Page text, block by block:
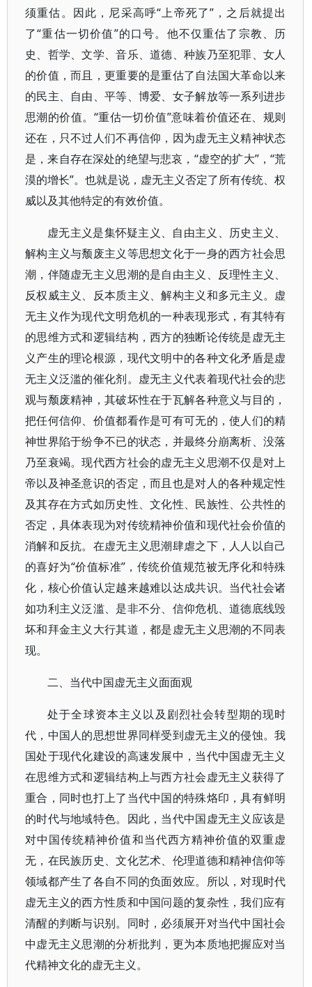
须重估。因此，尼采高呼“上帝死了”，之后就提出
了“重估一切价值”的口号。他不仅重估了宗教、历
史、哲学、文学、音乐、道德、种族乃至犯罪、女人
的价值，而且，更重要的是重估了自法国大革命以来
的民主、自由、平等、博爱、女子解放等一系列进步
思潮的价值。“重估一切价值”意味着价值还在、规则
还在，只不过人们不再信仰，因为虚无主义精神状态
是，来自存在深处的绝望与悲哀，“虚空的扩大”，“荒
漠的增长”。也就是说，虚无主义否定了所有传统、权
威以及其他特定的有效价值。
虚无主义是集怀疑主义、自由主义、历史主义、
解构主义与颓废主义等思想文化于一身的西方社会思
潮，伴随虚无主义思潮的是自由主义、反理性主义、
反权威主义、反本质主义、解构主义和多元主义。虚
无主义作为现代文明危机的一种表现形式，有其特有
的思维方式和逻辑结构，西方的独断论传统是虚无主
义产生的理论根源，现代文明中的各种文化矛盾是虚
无主义泛滥的催化剂。虚无主义代表着现代社会的悲
观与颓废精神，其破坏性在于瓦解各种意义与目的，
把任何信仰、价值都看作是可有可无的，使人们的精
神世界陷于纷争不已的状态，并最终分崩离析、没落
乃至衰竭。现代西方社会的虚无主义思潮不仅是对上
帝以及神圣意识的否定，而且也是对人的各种规定性
及其存在方式如历史性、文化性、民族性、公共性的
否定，具体表现为对传统精神价值和现代社会价值的
消解和反抗。在虚无主义思潮肆虐之下，人人以自己
的喜好为“价值标准”，传统价值规范被无序化和特殊
化，核心价值认定越来越难以达成共识。当代社会诸
如功利主义泛滥、是非不分、信仰危机、道德底线毁
坏和拜金主义大行其道，都是虚无主义思潮的不同表
现。
二、当代中国虚无主义面面观
处于全球资本主义以及剧烈社会转型期的现时
代，中国人的思想世界同样受到虚无主义的侵蚀。我
国处于现代化建设的高速发展中，当代中国虚无主义
在思维方式和逻辑结构上与西方社会虚无主义获得了
重合，同时也打上了当代中国的特殊烙印，具有鲜明
的时代与地域特色。因此，当代中国虚无主义应该是
对中国传统精神价值和当代西方精神价值的双重虚
无，在民族历史、文化艺术、伦理道德和精神信仰等
领域都产生了各自不同的负面效应。所以，对现时代
虚无主义的西方性质和中国问题的复杂性，我们应有
清醒的判断与识别。同时，必须展开对当代中国社会
中虚无主义思潮的分析批判，更为本质地把握应对当
代精神文化的虚无主义。